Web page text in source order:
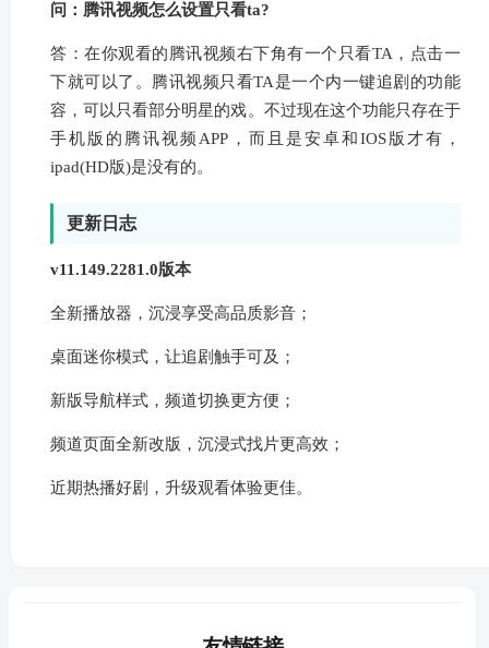
问：腾讯视频怎么设置只看ta?
答：在你观看的腾讯视频右下角有一个只看TA，点击一
下就可以了。腾讯视频只看TA是一个内一键追剧的功能
容，可以只看部分明星的戏。不过现在这个功能只存在于
手机版的腾讯视频APP，而且是安卓和IOS版才有，
ipad(HD版)是没有的。
更新日志
v11.149.2281.0版本
全新播放器，沉浸享受高品质影音；
桌面迷你模式，让追剧触手可及；
新版导航样式，频道切换更方便；
频道页面全新改版，沉浸式找片更高效；
近期热播好剧，升级观看体验更佳。